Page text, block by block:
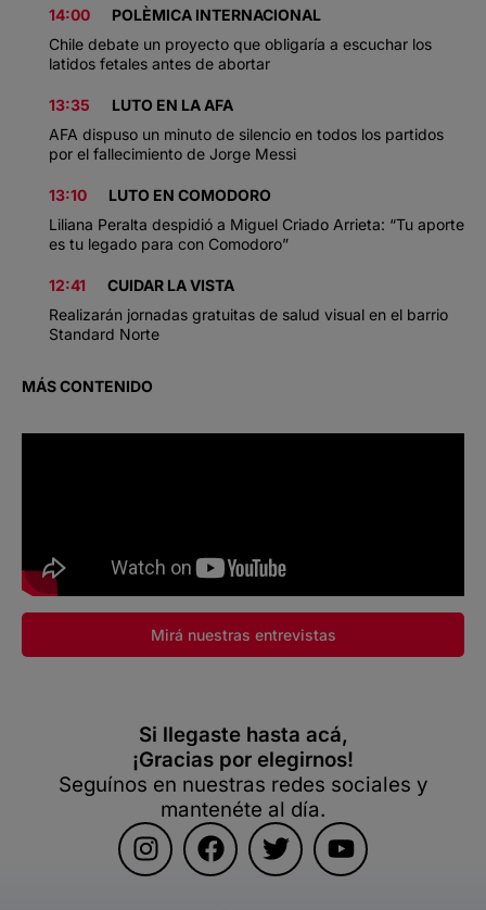
14:00
POLÈMICA INTERNACIONAL
Chile debate un proyecto que obligaría a escuchar los
latidos fetales antes de abortar
13:35
LUTO EN LA AFA
AFA dispuso un minuto de silencio en todos los partidos
por el fallecimiento de Jorge Messi
13:10
LUTO EN COMODORO
Liliana Peralta despidió a Miguel Criado Arrieta: “Tu aporte
es tu legado para con Comodoro”
12:41
CUIDAR LA VISTA
Realizarán jornadas gratuitas de salud visual en el barrio
Standard Norte
MÁS CONTENIDO
Mirá nuestras entrevistas
Si llegaste hasta acá,
¡Gracias por elegirnos!
Seguínos en nuestras redes sociales y
mantenéte al día.